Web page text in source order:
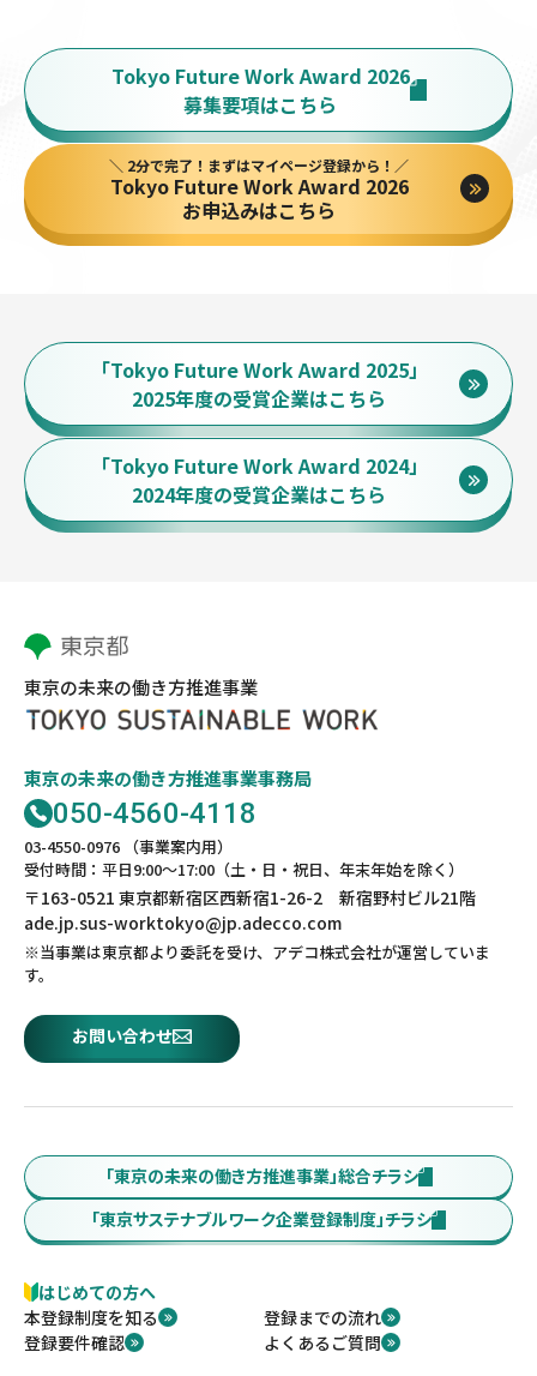
Tokyo Future Work Award 2026
募集要項はこちら
＼ 2分で完了！まずはマイページ登録から！／
Tokyo Future Work Award 2026
お申込みはこちら
「Tokyo Future Work Award 2025」
2025年度の受賞企業はこちら
「Tokyo Future Work Award 2024」
2024年度の受賞企業はこちら
東京の未来の働き方推進事業
東京の未来の働き方推進事業事務局
050-4560-4118
03-4550-0976 （事業案内用）
受付時間：平日9:00～17:00（土・日・祝日、年末年始を除く）
〒163-0521 東京都新宿区西新宿1-26-2 新宿野村ビル21階
ade.jp.sus-worktokyo@jp.adecco.com
※当事業は東京都より委託を受け、アデコ株式会社が運営していま
す。
お問い合わせ
「東京の未来の働き方推進事業」総合チラシ
「東京サステナブルワーク企業登録制度」チラシ
はじめての方へ
本登録制度を知る
登録までの流れ
登録要件確認
よくあるご質問